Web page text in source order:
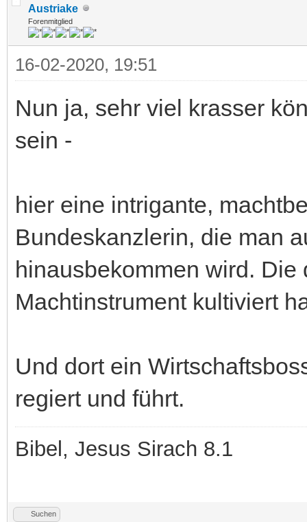
Austriake
Forenmitglied
16-02-2020, 19:51
Nun ja, sehr viel krasser
sein -
hier eine intrigante,
Bundeskanzlerin, die man
hinausbekommen wird. Die
Machtinstrument kultiviert
Und dort ein
regiert und führt.
Bibel, Jesus Sirach 8.1
Suchen